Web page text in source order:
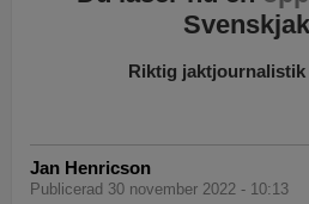
Riktig
Jan Henricson
Publicerad 30 november 2022 - 10:13